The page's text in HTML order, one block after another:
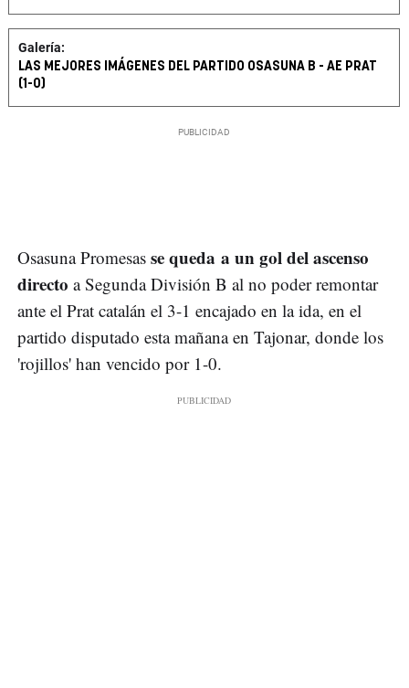
Galería:
LAS MEJORES IMÁGENES DEL PARTIDO OSASUNA B - AE PRAT
(1-0)
Osasuna Promesas se queda a un gol del ascenso
directo a Segunda División B al no poder remontar
ante el Prat catalán el 3-1 encajado en la ida, en el
partido disputado esta mañana en Tajonar, donde los
'rojillos' han vencido por 1-0.